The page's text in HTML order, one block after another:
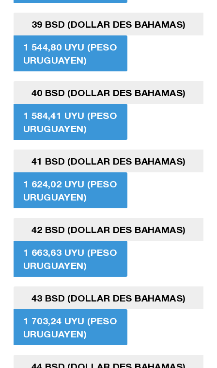
39 BSD (DOLLAR DES BAHAMAS)
1 544,80 UYU (PESO
URUGUAYEN)
40 BSD (DOLLAR DES BAHAMAS)
1 584,41 UYU (PESO
URUGUAYEN)
41 BSD (DOLLAR DES BAHAMAS)
1 624,02 UYU (PESO
URUGUAYEN)
42 BSD (DOLLAR DES BAHAMAS)
1 663,63 UYU (PESO
URUGUAYEN)
43 BSD (DOLLAR DES BAHAMAS)
1 703,24 UYU (PESO
URUGUAYEN)